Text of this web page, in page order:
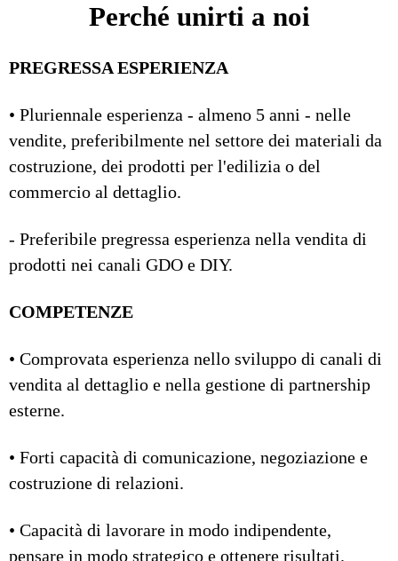
Perché unirti a noi
PREGRESSA ESPERIENZA
• Pluriennale esperienza - almeno 5 anni - nelle
vendite, preferibilmente nel settore dei materiali da
costruzione, dei prodotti per l'edilizia o del
commercio al dettaglio.
- Preferibile pregressa esperienza nella vendita di
prodotti nei canali GDO e DIY.
COMPETENZE
• Comprovata esperienza nello sviluppo di canali di
vendita al dettaglio e nella gestione di partnership
esterne.
• Forti capacità di comunicazione, negoziazione e
costruzione di relazioni.
• Capacità di lavorare in modo indipendente,
pensare in modo strategico e ottenere risultati.